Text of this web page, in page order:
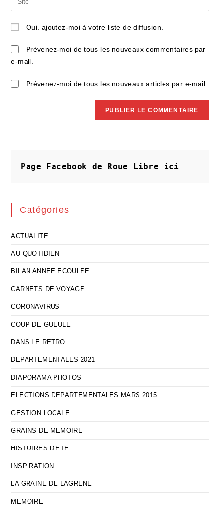
comment
address
comment
l’URL
de
site
(facultatif)
Oui, ajoutez-moi à votre liste de diffusion.
Prévenez-moi de tous les nouveaux commentaires par
e-mail.
Prévenez-moi de tous les nouveaux articles par e-mail.
Page Facebook de Roue Libre ici
Catégories
ACTUALITE
AU QUOTIDIEN
BILAN ANNEE ECOULEE
CARNETS DE VOYAGE
CORONAVIRUS
COUP DE GUEULE
DANS LE RETRO
DEPARTEMENTALES 2021
DIAPORAMA PHOTOS
ELECTIONS DEPARTEMENTALES MARS 2015
GESTION LOCALE
GRAINS DE MEMOIRE
HISTOIRES D'ETE
INSPIRATION
LA GRAINE DE LAGRENE
MEMOIRE